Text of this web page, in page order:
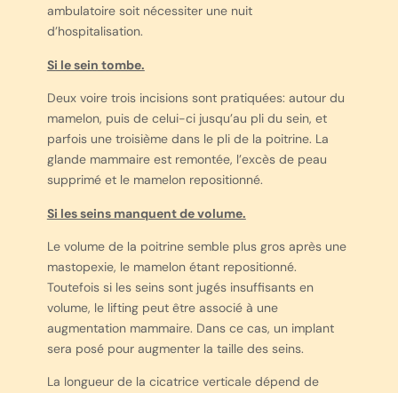
ambulatoire soit nécessiter une nuit
d’hospitalisation.
Si le sein tombe.
Deux voire trois incisions sont pratiquées: autour du
mamelon, puis de celui-ci jusqu’au pli du sein, et
parfois une troisième dans le pli de la poitrine. La
glande mammaire est remontée, l’excès de peau
supprimé et le mamelon repositionné.
Si les seins manquent de volume.
Le volume de la poitrine semble plus gros après une
mastopexie, le mamelon étant repositionné.
Toutefois si les seins sont jugés insuffisants en
volume, le lifting peut être associé à une
augmentation mammaire. Dans ce cas, un implant
sera posé pour augmenter la taille des seins.
La longueur de la cicatrice verticale dépend de